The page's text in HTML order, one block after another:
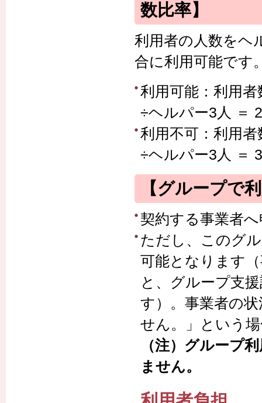
数比率】
利用者の人数をヘ
合に利用可能です
利用可能：利用
÷ヘルパー3人 ＝
利用不可：利用
÷ヘルパー3人 ＝ 3
【グループで
契約する事業者
ただし、このグ
可能となります
と、グループ支
す）。事業者の
せん。」という
（注）グループ
ません。